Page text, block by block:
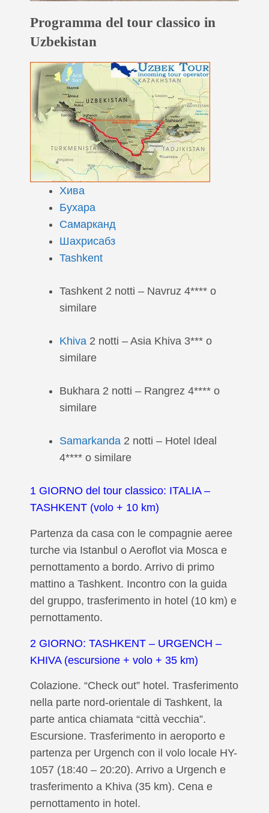
Programma del tour classico in
Uzbekistan
Хива
Бухара
Самарканд
Шахрисабз
Tashkent
Tashkent 2 notti – Navruz 4**** o
similare
Khiva 2 notti – Asia Khiva 3*** o
similare
Bukhara 2 notti – Rangrez 4**** o
similare
Samarkanda 2 notti – Hotel Ideal
4**** o similare
1 GIORNO del tour classico: ITALIA –
TASHKENT (volo + 10 km)
Partenza da casa con le compagnie aeree
turche via Istanbul o Aeroflot via Mosca e
pernottamento a bordo. Arrivo di primo
mattino a Tashkent. Incontro con la guida
del gruppo, trasferimento in hotel (10 km) e
pernottamento.
2 GIORNO: TASHKENT – URGENCH –
KHIVA (escursione + volo + 35 km)
Colazione. “Check out” hotel. Trasferimento
nella parte nord-orientale di Tashkent, la
parte antica chiamata “città vecchia”.
Escursione. Trasferimento in aeroporto e
partenza per Urgench con il volo locale HY-
1057 (18:40 – 20:20). Arrivo a Urgench e
trasferimento a Khiva (35 km). Cena e
pernottamento in hotel.